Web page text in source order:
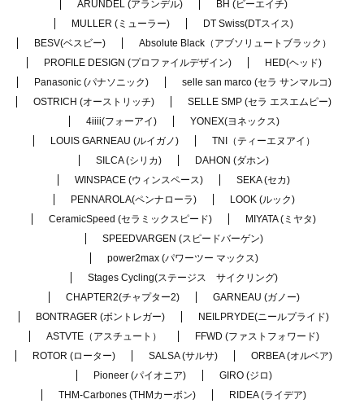
ARUNDEL (アランデル)
BH (ビーエイチ)
MULLER (ミューラー)
DT Swiss(DTスイス)
BESV(ベスビー)
Absolute Black（アブソリュートブラック）
PROFILE DESIGN (プロファイルデザイン)
HED(ヘッド)
Panasonic (パナソニック)
selle san marco (セラ サンマルコ)
OSTRICH (オーストリッチ)
SELLE SMP (セラ エスエムピー)
4iiii(フォーアイ)
YONEX(ヨネックス)
LOUIS GARNEAU (ルイガノ)
TNI（ティーエヌアイ）
SILCA (シリカ)
DAHON (ダホン)
WINSPACE (ウィンスペース)
SEKA (セカ)
PENNAROLA(ペンナローラ)
LOOK (ルック)
CeramicSpeed (セラミックスピード)
MIYATA (ミヤタ)
SPEEDVARGEN (スピードバーゲン)
power2max (パワーツー マックス)
Stages Cycling(ステージス サイクリング)
CHAPTER2(チャプター2)
GARNEAU (ガノー)
BONTRAGER (ボントレガー)
NEILPRYDE(ニールプライド)
ASTVTE（アスチュート）
FFWD (ファストフォワード)
ROTOR (ローター)
SALSA (サルサ)
ORBEA (オルベア)
Pioneer (パイオニア)
GIRO (ジロ)
THM-Carbones (THMカーボン)
RIDEA (ライデア)